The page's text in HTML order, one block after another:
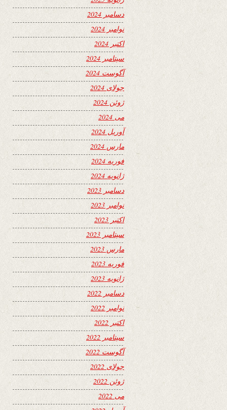
دسامبر 2024
نوامبر 2024
اکتبر 2024
سپتامبر 2024
آگوست 2024
جولای 2024
ژوئن 2024
می 2024
آوریل 2024
مارس 2024
فوریه 2024
ژانویه 2024
دسامبر 2023
نوامبر 2023
اکتبر 2023
سپتامبر 2023
مارس 2023
فوریه 2023
ژانویه 2023
دسامبر 2022
نوامبر 2022
اکتبر 2022
سپتامبر 2022
آگوست 2022
جولای 2022
ژوئن 2022
می 2022